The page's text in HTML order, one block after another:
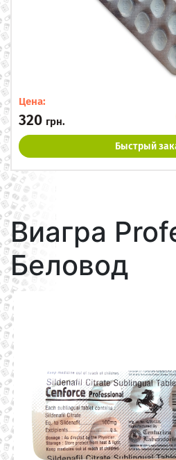
Цена:
320 грн.
Быстрый
Виагра
Беловод